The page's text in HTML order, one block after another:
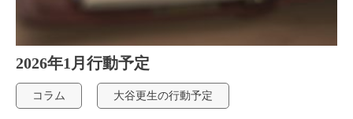
2026年1月行動予定
コラム 大谷更生の行動予定